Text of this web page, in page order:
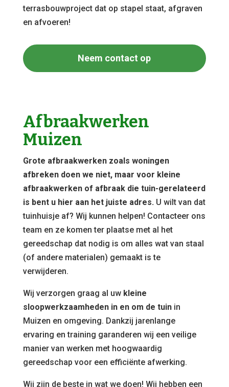
terrasbouwproject dat op stapel staat, afgraven
en afvoeren!
Neem contact op
Afbraakwerken
Muizen
Grote afbraakwerken zoals woningen
afbreken doen we niet, maar voor kleine
afbraakwerken of afbraak die tuin-gerelateerd
is bent u hier aan het juiste adres.U wilt van dat
tuinhuisje af? Wij kunnen helpen! Contacteer ons
team en ze komen ter plaatse met al het
gereedschap dat nodig is om alles wat van staal
(of andere materialen) gemaakt is te
verwijderen.
Wij verzorgen graag al uw kleine
sloopwerkzaamheden in en om de tuinin
Muizen en omgeving. Dankzij jarenlange
ervaring en training garanderen wij een veilige
manier van werken met hoogwaardig
gereedschap voor een efficiënte afwerking.
Wij zijn de beste in wat we doen! Wij hebben een